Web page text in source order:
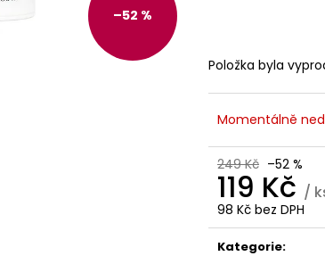
Položka byla
Momentálně
249 Kč –52 %
119 Kč /
98 Kč bez DPH
Měrná
cena:
Kategorie:
–52 %